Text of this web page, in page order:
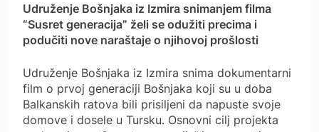
Udruženje Bošnjaka iz Izmira snimanjem filma
“Susret generacija” želi se odužiti precima i
podučiti nove naraštaje o njihovoj prošlosti
Udruženje Bošnjaka iz Izmira snima dokumentarni
film o prvoj generaciji Bošnjaka koji su u doba
Balkanskih ratova bili prisiljeni da napuste svoje
domove i dosele u Tursku. Osnovni cilj projekta